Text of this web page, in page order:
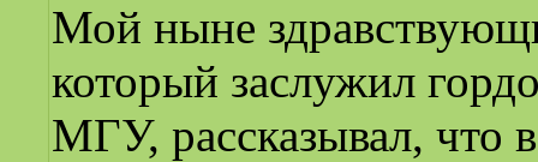
Мой ныне
который заслужил
МГУ, рассказывал, что